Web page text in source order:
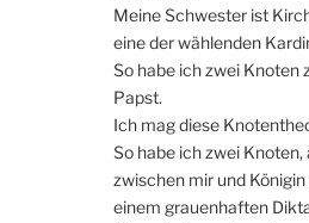
Meine Schwester ist
eine der wählenden
So habe ich zwei Knoten
Papst.
Ich mag diese
So habe ich zwei
zwischen mir und
einem grauenhaften